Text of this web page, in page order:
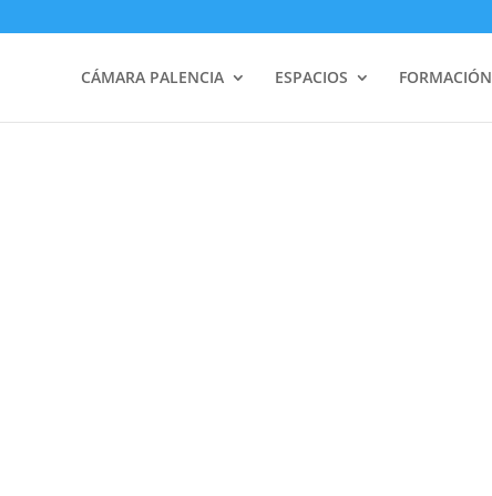
CÁMARA PALENCIA ESPACIOS FORMACIÓN